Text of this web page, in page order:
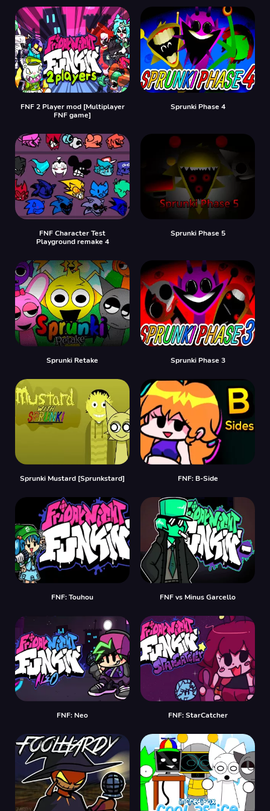
FNF 2 Player mod [Multiplayer
FNF game]
Sprunki Phase 4
FNF Character Test
Playground remake 4
Sprunki Phase 5
Sprunki Retake Sprunki Phase 3
Sprunki Mustard [Sprunkstard] FNF: B-Side
FNF: Touhou FNF vs Minus Garcello
FNF: Neo FNF: StarCatcher